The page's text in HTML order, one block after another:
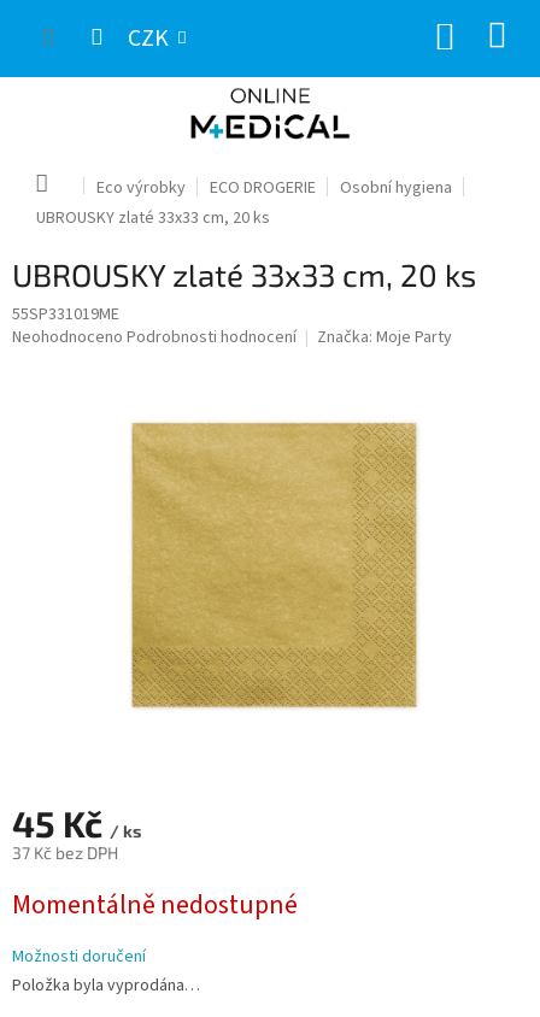
CZK
Domů Eco výrobky ECO DROGERIE
Osobní hygiena
UBROUSKY zlaté 33x33 cm, 20 ks
UBROUSKY zlaté 33x33 cm, 20 ks
55SP331019ME
Průměrné
Neohodnoceno Podrobnosti hodnocení Značka: Moje Party
45 Kč / ks
37 Kč bez DPH
cena:
Momentálně nedostupné
Možnosti doručení
Položka byla vyprodána…